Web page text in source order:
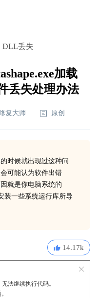
DLL丢失
加载
丢失处理办法
复大师 原创
时候就出现过这种问
可能认为软件出错
就是你电脑系统的
装一些系统运行库所导
14.17k
无法继续执行代码。